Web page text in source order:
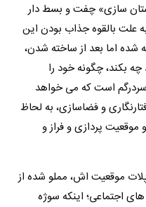
سازی» چفت و بسط دار
علت بالقوه جذاب بودن این
شده اما بعد از ساخته شدن،
چه بکند، چگونه خود را
سردرگم است که می خواهد
و فضاسازی، به لحاظ
پردازی و فراز و
موقعیت اش، مملو شده از
اجتماعی؛ اینکه سوژه